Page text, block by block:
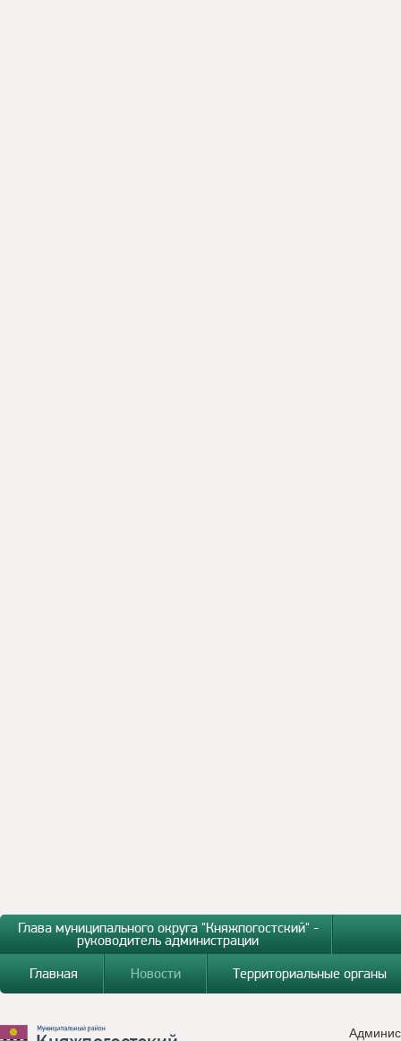
Глава муниципального округа "Княжпогостский" -
руководитель администрации
Главная
Новости Территориальные органы